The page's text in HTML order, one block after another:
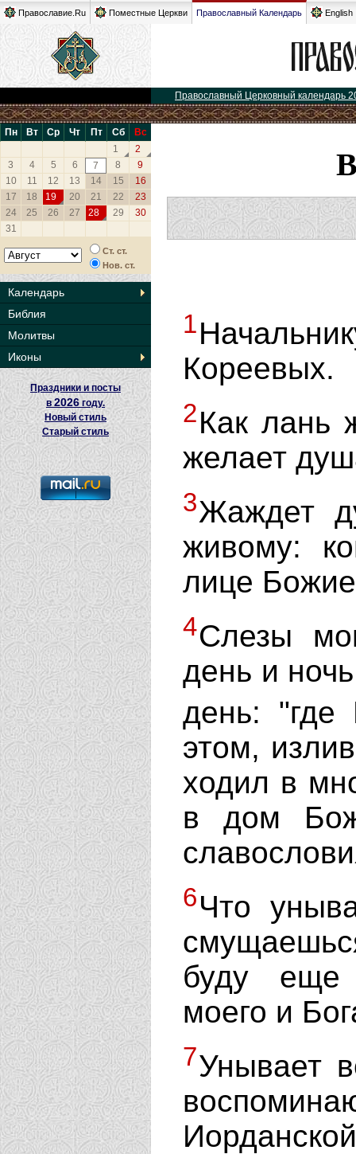
Православие.Ru Поместные Церкви Православный Календарь English
Православный Церковный календарь
Пн Вт Ср Чт Пт Сб
Вс
1
2
3
4 5 6 7 8
9
10
11 12 13 14 15
16
17
18 19 20 21 22
23
24
25 26 27 28 29
30
31
Ст. ст.
Нов. ст.
Календарь
Библия
Молитвы
Иконы
Праздники и посты
в2026 году.
Новый стиль
Старый стиль
1
Кореевых.
2Как лань
желает
3Жаждет
живому:
лице
4Слезы
день и
день:
этом,
ходил в
в дом
6Что
буду еще
моего и
7Унывает